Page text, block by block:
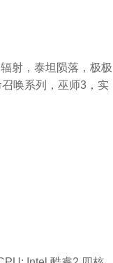
射，泰坦陨落，极极
唤系列，巫师3，实